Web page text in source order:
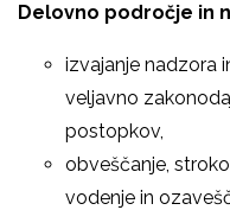
Delovno področje in
izvajanje nadzora
veljavno
postopkov,
obveščanje,
vodenje in